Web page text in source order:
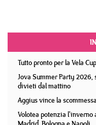
Tutto pronto per la Vela
Jova Summer Party
divieti dal mattino
Aggius vince la
Volotea potenzia l'inverno